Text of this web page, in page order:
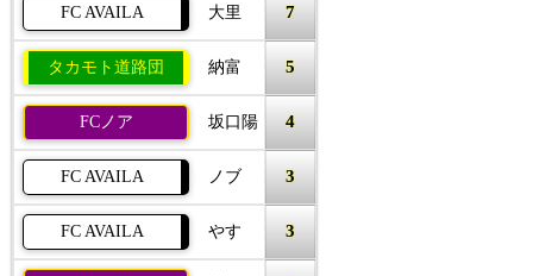
FC AVAILA 大里 7
タカモト道路団 納富 5
FCノア 坂口陽 4
FC AVAILA ノブ 3
FC AVAILA やす 3